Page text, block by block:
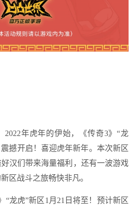
2022年虎年的伊始，《传奇3》“龙
撼开启！喜迎虎年新年。本次新区
汉们带来海量福利，还有一波游戏
区战斗之旅畅快非凡。
“龙虎”新区1月21日将至！预计新区